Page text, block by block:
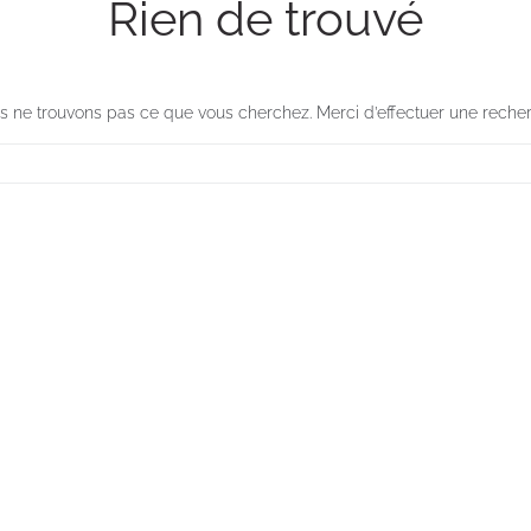
Rien de trouvé
ne trouvons pas ce que vous cherchez. Merci d’effectuer une